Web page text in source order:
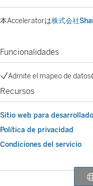
本Acceleratorは株式会社
Funcionalidades
Admite el mapeo de datos
Recursos
Sitio web para
Política de privacidad
Condiciones del servicio